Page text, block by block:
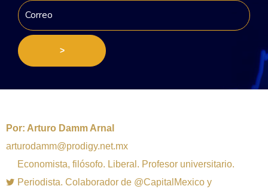
>
Por: Arturo Damm Arnal
arturodamm@prodigy.net.mx
Economista, filósofo. Liberal. Profesor universitario.
Periodista. Colaborador de @CapitalMexico y